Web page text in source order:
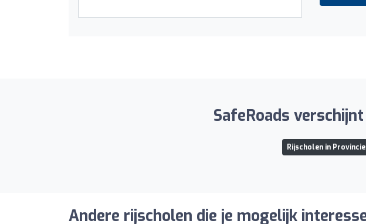
SafeRoads
Rijscholen in
Andere rijscholen die je mogelijk